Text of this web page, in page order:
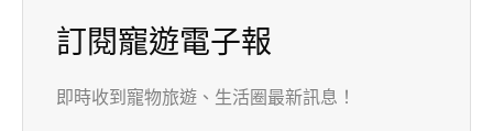
訂閱寵遊電子報
即時收到寵物旅遊、生活圈最新訊息！